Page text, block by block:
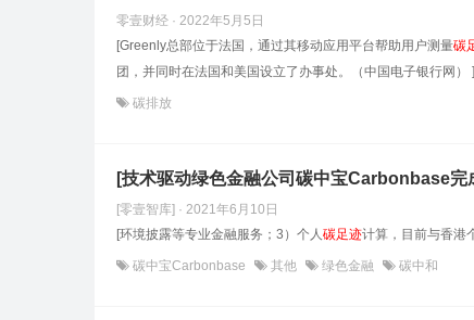
零壹财经 · 2022年5月5日
[Greenly总部位于法国，通过其移动应用平台帮助用户测量碳
团，并同时在法国和美国设立了办事处。（中国电子银行网） ]
碳排放
[技术驱动绿色金融公司碳中宝Carbonbase完
[零壹智库] · 2021年6月10日
[环境披露等专业金融服务；3）个人碳足迹计算，目前与香港
碳中宝Carbonbase 其他 绿色金融 碳中和